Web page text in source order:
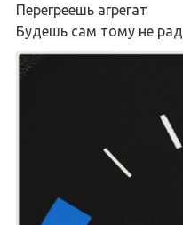
Перегреешь агрегат
Будешь сам тому не рад